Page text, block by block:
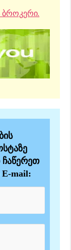
ჩაწერეთ
mail: